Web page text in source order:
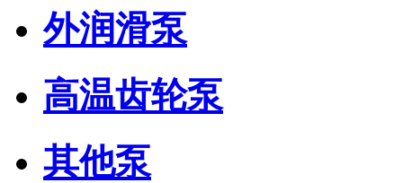
外润滑泵
高温齿轮泵
其他泵